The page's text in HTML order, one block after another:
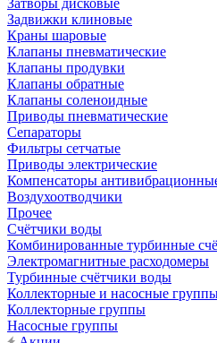
Затворы дисковые
Задвижки клиновые
Краны шаровые
Клапаны пневматические
Клапаны продувки
Клапаны обратные
Клапаны соленоидные
Приводы пневматические
Сепараторы
Фильтры сетчатые
Приводы электрические
Компенсаторы
Воздухоотводчики
Прочее
Счётчики воды
Комбинированные турбинные
Электромагнитные расходомеры
Турбинные счётчики воды
Коллекторные и насосные
Коллекторные группы
Насосные группы